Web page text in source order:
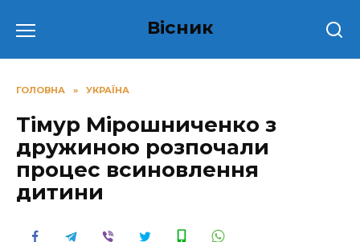
до
Вісник
ГОЛОВНА » УКРАЇНА
Тімур Мірошниченко з
дружиною розпочали
процес всиновлення
дитини